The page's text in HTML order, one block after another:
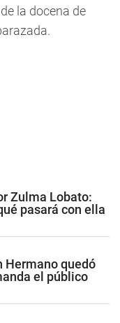
la docena de
Zulma Lobato:
pasará con ella
Hermano quedó
el público